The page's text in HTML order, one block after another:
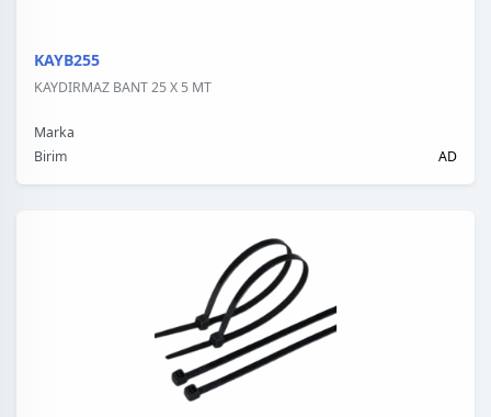
KAYB255
KAYDIRMAZ BANT 25 X 5 MT
Marka
Birim
AD